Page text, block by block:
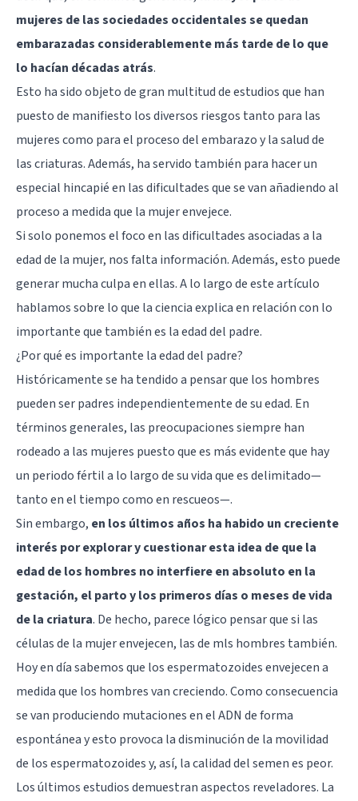
mujeres de las sociedades occidentales se quedan
embarazadas considerablemente más tarde de lo que
lo hacían décadas atrás.
Esto ha sido objeto de gran multitud de estudios que han
puesto de manifiesto los diversos riesgos tanto para las
mujeres como para el proceso del embarazo y la salud de
las criaturas. Además, ha servido también para hacer un
especial hincapié en las dificultades que se van añadiendo al
proceso a medida que la mujer envejece.
Si solo ponemos el foco en las dificultades asociadas a la
edad de la mujer, nos falta información. Además, esto puede
generar mucha culpa en ellas. A lo largo de este artículo
hablamos sobre lo que la ciencia explica en relación con lo
importante que también es la edad del padre.
¿Por qué es importante la edad del padre?
Históricamente se ha tendido a pensar que los hombres
pueden ser padres independientemente de su edad. En
términos generales, las preocupaciones siempre han
rodeado a las mujeres puesto que es más evidente que hay
un periodo fértil a lo largo de su vida que es delimitado—
tanto en el tiempo como en rescueos—.
Sin embargo, en los últimos años ha habido un creciente
interés por explorar y cuestionar esta idea de que la
edad de los hombres no interfiere en absoluto en la
gestación, el parto y los primeros días o meses de vida
de la criatura. De hecho, parece lógico pensar que si las
células de la mujer envejecen, las de mls hombres también.
Hoy en día sabemos que los espermatozoides envejecen a
medida que los hombres van creciendo. Como consecuencia
se van produciendo mutaciones en el ADN de forma
espontánea y esto provoca la disminución de la movilidad
de los espermatozoides y, así, la calidad del semen es peor.
Los últimos estudios demuestran aspectos reveladores. La